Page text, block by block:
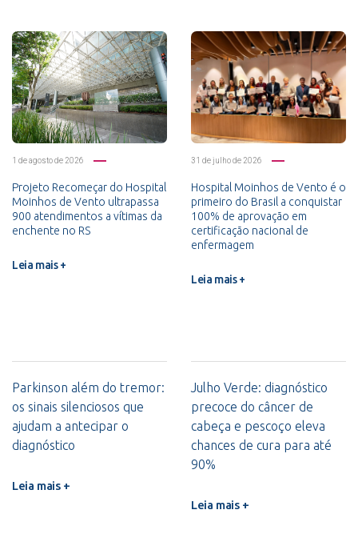
1 de agosto de 2026
Projeto Recomeçar do Hospital
Moinhos de Vento ultrapassa
900 atendimentos a vítimas da
enchente no RS
Leia mais +
31 de julho de 2026
Hospital Moinhos de Vento é o
primeiro do Brasil a conquistar
100% de aprovação em
certificação nacional de
enfermagem
Leia mais +
Parkinson além do tremor:
os sinais silenciosos que
ajudam a antecipar o
diagnóstico
Leia mais +
Julho Verde: diagnóstico
precoce do câncer de
cabeça e pescoço eleva
chances de cura para até
90%
Leia mais +